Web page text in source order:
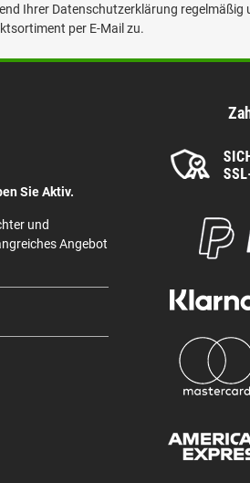
Ihrer Datenschutzerklärung regelmäßig
per E-Mail zu.
Sie Aktiv.
und
Angebot